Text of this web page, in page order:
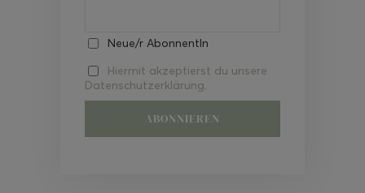
Neue/r AbonnentIn
Hiermit akzeptierst du unsere
Datenschutzerklärung.